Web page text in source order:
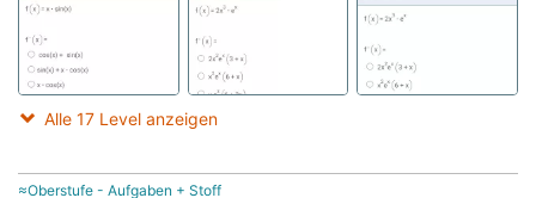
Alle 17 Level anzeigen
≈Oberstufe - Aufgaben + Stoff